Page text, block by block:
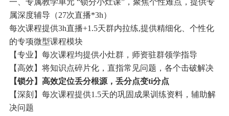
一、专属教学单元 “锁分小灶课”，聚焦个性难点，提供专
属深度辅导（27次直播*3h）
每次课程提供3h直播+1.5天群内拉练,提供精细化、个性化
的专项微型课程模块
【专业】每次课程均提供小灶群，师资驻群领学指导
【高效】将知识点碎片化，直指常见问题，各个击破解决
【锁分】高效定位丢分根源，丢分点变ti分点
【深刻】每次课程提供1.5天的巩固成果训练资料，辅助解
决问题